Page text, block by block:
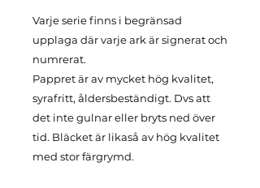
Varje serie finns i begränsad
upplaga där varje ark är signerat och
numrerat.
Pappret är av mycket hög kvalitet,
syrafritt, åldersbeständigt. Dvs att
det inte gulnar eller bryts ned över
tid. Bläcket är likaså av hög kvalitet
med stor färgrymd.